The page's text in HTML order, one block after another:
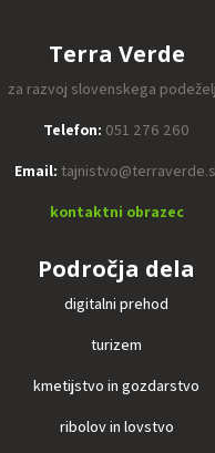
Terra Verde
za razvoj slovenskega
Telefon: 051 276 260
Email:
kontaktni obrazec
Področja dela
digitalni prehod
turizem
kmetijstvo in gozdarstvo
ribolov in lovstvo